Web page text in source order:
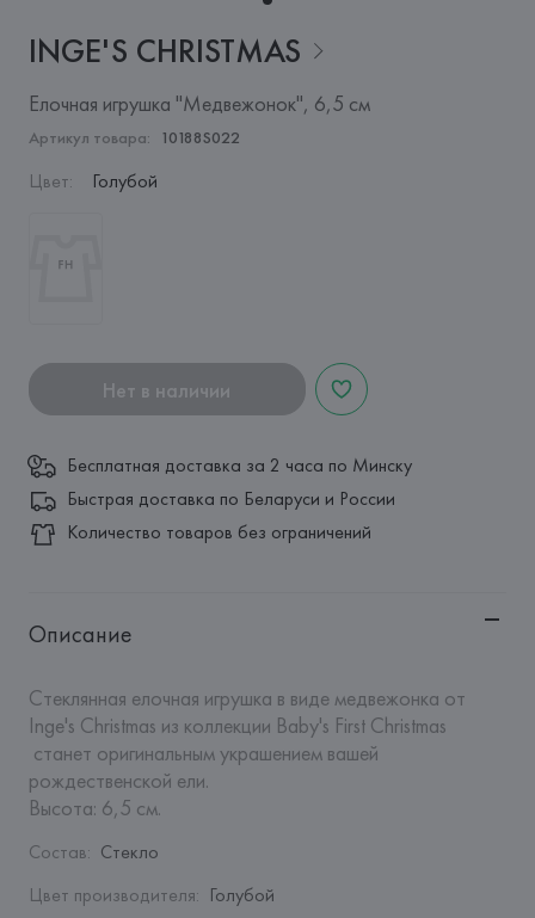
INGE'S CHRISTMAS
Елочная игрушка "Медвежонок", 6,5 см
Артикул товара: 10188S022
Цвет: Голубой
Нет в наличии
Бесплатная доставка за 2 часа по Минску
Быстрая доставка по Беларуси и России
Количество товаров без ограничений
Описание
Стеклянная елочная игрушка в виде медвежонка от
Inge's Christmas из коллекции Baby's First Christmas
рождественской ели.
Высота: 6,5 см.
Состав: Стекло
Цвет производителя: Голубой